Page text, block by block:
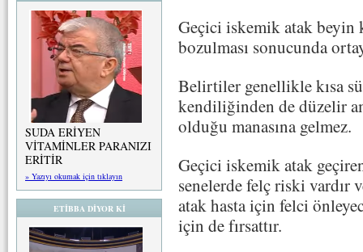
SUDA ERİYEN
VİTAMİNLER PARANIZI
ERİTİR
» Yazıyı okumak için tıklayın
ETİBBA DİYOR Kİ
Geçici iskemik atak beyin
bozulması sonucunda
Belirtiler genellikle kısa
kendiliğinden de düzelir
olduğu manasına gelmez.
Geçici iskemik atak
senelerde felç riski vardır
atak hasta için felci
için de fırsattır.